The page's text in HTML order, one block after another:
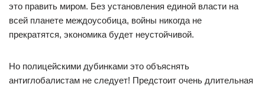
это править миром. Без установления единой власти на
всей планете междоусобица, войны никогда не
прекратятся, экономика будет неустойчивой.
Но полицейскими дубинками это объяснять
антиглобалистам не следует! Предстоит очень длительная